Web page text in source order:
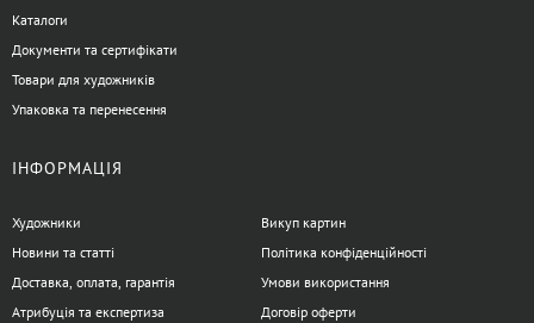
Каталоги
Документи та сертифікати
Товари для художників
Упаковка та перенесення
ІНФОРМАЦІЯ
Художники
Новини та статті
Доставка, оплата, гарантія
Атрибуція та експертиза
Викуп картин
Політика конфіденційності
Умови використання
Договір оферти